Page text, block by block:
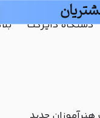
دستگاه دایرکت